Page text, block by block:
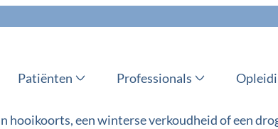
Patiënten Professionals
hooikoorts, een winterse verkoudheid of een